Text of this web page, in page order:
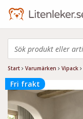
Start Varumärken Vipack
Fri frakt